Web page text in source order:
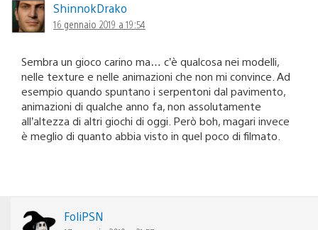
ShinnokDrako
16 gennaio 2019 a 19:54
Sembra un gioco carino ma… c’è qualcosa nei modelli,
nelle texture e nelle animazioni che non mi convince. Ad
esempio quando spuntano i serpentoni dal pavimento,
animazioni di qualche anno fa, non assolutamente
all’altezza di altri giochi di oggi. Però boh, magari invece
è meglio di quanto abbia visto in quel poco di filmato.
FoliPSN